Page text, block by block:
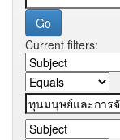
Current filters: